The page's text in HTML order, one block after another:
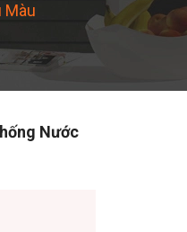
Màu
Nước